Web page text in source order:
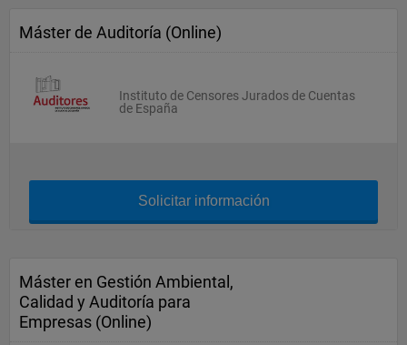
Máster de Auditoría (Online)
Instituto de Censores Jurados de Cuentas
de España
Solicitar información
Máster en Gestión Ambiental,
Calidad y Auditoría para
Empresas (Online)